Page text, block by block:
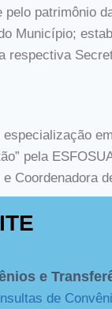
patrimônio
Município;
pela
Coordenadora
e
de